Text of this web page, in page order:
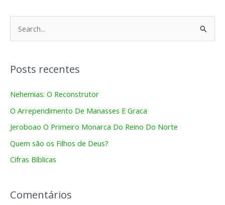
q
a
r
p
r
Posts recentes
Nehemias: O Reconstrutor
O Arrependimento De Manasses E Graca
Jeroboao O Primeiro Monarca Do Reino Do Norte
Quem são os Filhos de Deus?
Cifras Bíblicas
Comentários